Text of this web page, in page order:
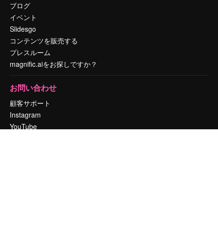
ブログ
イベント
Slidesgo
コンテンツを販売する
プレスルーム
magnific.aiをお探しですか？
お問い合わせ
顧客サポート
Instagram
YouTube